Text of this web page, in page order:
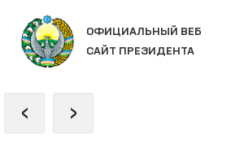
ОФИЦИАЛЬНЫЙ ВЕБ
САЙТ ПРЕЗИДЕНТА
‹ ›